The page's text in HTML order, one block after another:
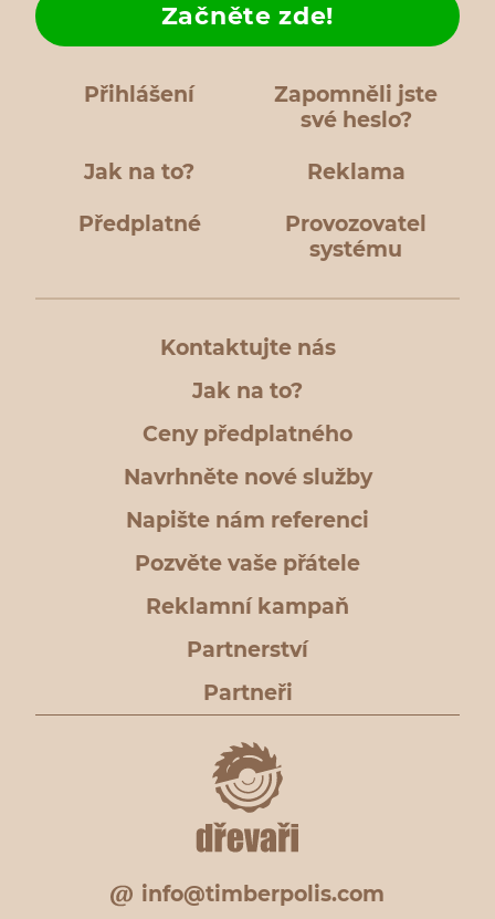
Přihlášení
Zapomněli jste
své heslo?
Jak na to?
Začněte zde!
Reklama
Předplatné
Provozovatel
systému
Kontaktujte nás
Jak na to?
Ceny předplatného
Navrhněte nové služby
Napište nám referenci
Pozvěte vaše přátele
Reklamní kampaň
Partnerství
Partneři
info@timberpolis.com